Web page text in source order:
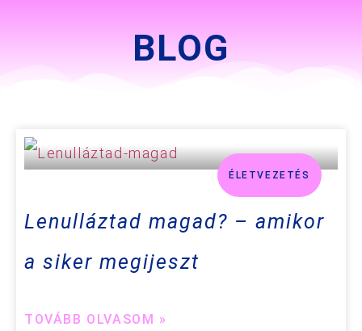
BLOG
ÉLETVEZETÉS
Lenulláztad magad? – amikor
a siker megijeszt
TOVÁBB OLVASOM »